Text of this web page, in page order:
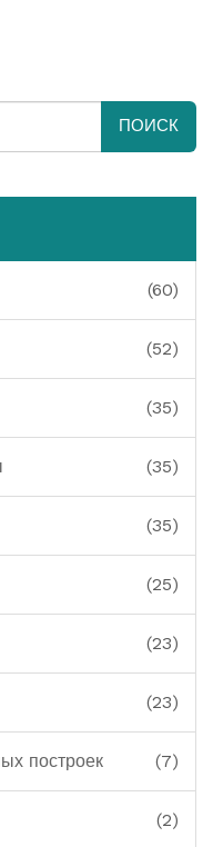
ПОИСК
(60)
(52)
(35)
(35)
(35)
(25)
(23)
(23)
построек (7)
(2)